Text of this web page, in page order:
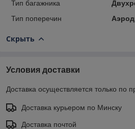
Тип багажника
Тип поперечин
Скрыть
Условия доставки
Доставка осуществляется только по
Доставка курьером по Минску
Доставка почтой